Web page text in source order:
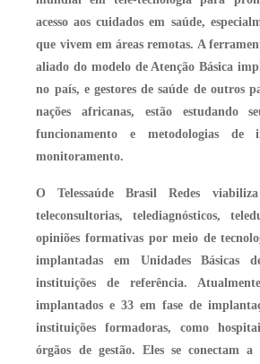
acesso aos cuidados em saúde,
que vivem em áreas remotas. A
aliado do modelo de Atenção Básica
no país, e gestores de saúde de outros
nações africanas, estão estudando
funcionamento e metodologias de
monitoramento.
O Telessaúde Brasil Redes
teleconsultorias, telediagnósticos,
opiniões formativas por meio de
implantadas em Unidades Básicas
instituições de referência.
implantados e 33 em fase de
instituições formadoras, como
órgãos de gestão. Eles se conectam